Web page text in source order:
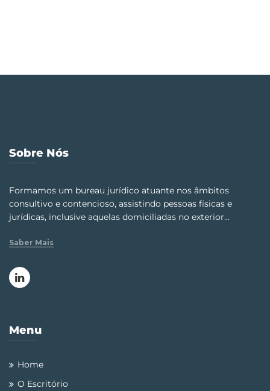
Sobre Nós
Formamos um bureau jurídico atuante nos âmbitos
consultivo e contencioso, assistindo pessoas físicas e
jurídicas, inclusive aquelas domiciliadas no exterior...
Saber Mais
Menu
Home
O Escritório